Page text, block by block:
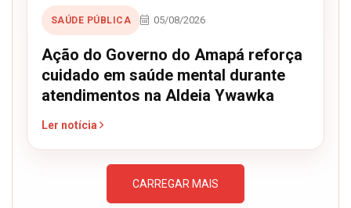
SAÚDE PÚBLICA 05/08/2026
Ação do Governo do Amapá reforça
cuidado em saúde mental durante
atendimentos na Aldeia Ywawka
Ler notícia
CARREGAR MAIS